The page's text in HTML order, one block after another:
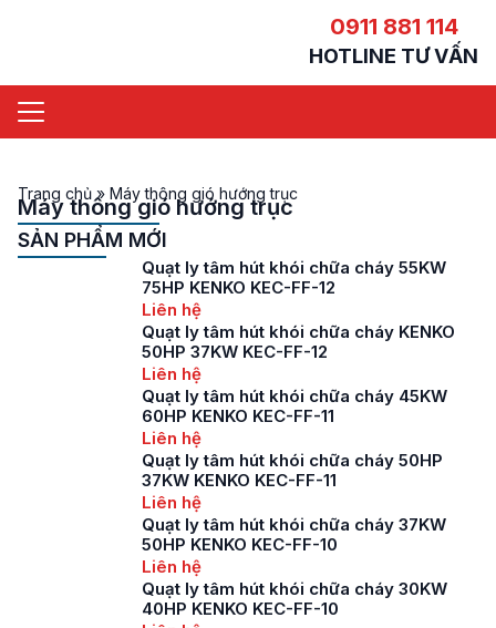
0911 881 114
HOTLINE TƯ VẤN
Trang chủ » Máy thông gió hướng trục
Máy thông gió hướng trục
SẢN PHẨM MỚI
Quạt ly tâm hút khói chữa cháy 55KW
75HP KENKO KEC-FF-12
Liên hệ
Quạt ly tâm hút khói chữa cháy KENKO
50HP 37KW KEC-FF-12
Liên hệ
Quạt ly tâm hút khói chữa cháy 45KW
60HP KENKO KEC-FF-11
Liên hệ
Quạt ly tâm hút khói chữa cháy 50HP
37KW KENKO KEC-FF-11
Liên hệ
Quạt ly tâm hút khói chữa cháy 37KW
50HP KENKO KEC-FF-10
Liên hệ
Quạt ly tâm hút khói chữa cháy 30KW
40HP KENKO KEC-FF-10